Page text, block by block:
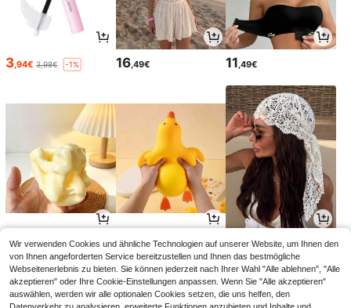
3 ,94€ 3,98€ -1% 16,49€ 11 ,49€
6,90€ 5,48€ 6,18€6,28€ -1%
Wir verwenden Cookies und ähnliche Technologien auf unserer Website, um Ihnen den
von Ihnen angeforderten Service bereitzustellen und Ihnen das bestmögliche
Webseitenerlebnis zu bieten. Sie können jederzeit nach Ihrer Wahl "Alle ablehnen", "Alle
akzeptieren" oder Ihre Cookie-Einstellungen anpassen. Wenn Sie "Alle akzeptieren"
auswählen, werden wir alle optionalen Cookies setzen, die uns helfen, den